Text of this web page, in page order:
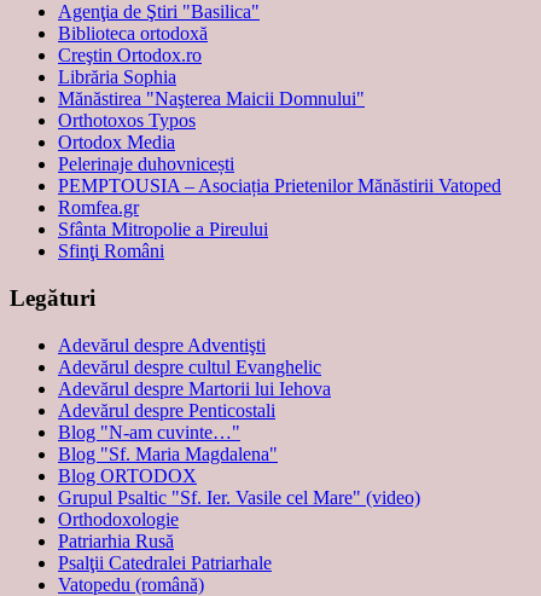
Agenţia de Ştiri "Basilica"
Biblioteca ortodoxă
Creştin Ortodox.ro
Librăria Sophia
Mănăstirea "Naşterea Maicii Domnului"
Orthotoxos Typos
Ortodox Media
Pelerinaje duhovnicești
PEMPTOUSIA – Asociația Prietenilor Mănăstirii Vatoped
Romfea.gr
Sfânta Mitropolie a Pireului
Sfinţi Români
Legături
Adevărul despre Adventişti
Adevărul despre cultul Evanghelic
Adevărul despre Martorii lui Iehova
Adevărul despre Penticostali
Blog "N-am cuvinte…"
Blog "Sf. Maria Magdalena"
Blog ORTODOX
Grupul Psaltic "Sf. Ier. Vasile cel Mare" (video)
Orthodoxologie
Patriarhia Rusă
Psalţii Catedralei Patriarhale
Vatopedu (română)